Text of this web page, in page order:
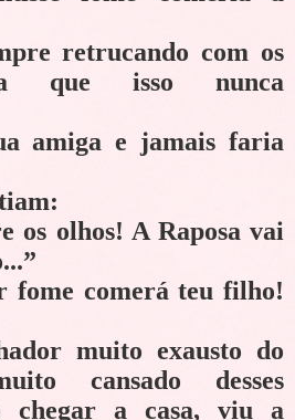
retrucando com os
que isso nunca
amiga e jamais faria
os olhos! A Raposa vai
fome comerá teu filho!
muito exausto do
cansado desses
chegar a casa, viu a